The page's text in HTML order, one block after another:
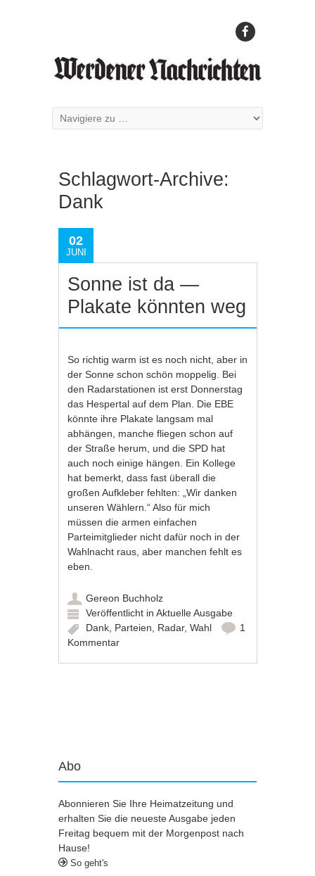
Schlagwort-Archive:
Dank
02
JUNI
Sonne ist da —
Plakate könnten weg
So richtig warm ist es noch nicht, aber in
der Sonne schon schön moppelig. Bei
den Radarstationen ist erst Donnerstag
das Hespertal auf dem Plan. Die EBE
könnte ihre Plakate langsam mal
abhängen, manche fliegen schon auf
der Straße herum, und die SPD hat
auch noch einige hängen. Ein Kollege
hat bemerkt, dass fast überall die
großen Aufkleber fehlten: „Wir danken
unseren Wählern.“ Also für mich
müssen die armen einfachen
Parteimitglieder nicht dafür noch in der
Wahlnacht raus, aber manchen fehlt es
eben.
Gereon Buchholz
Veröffentlicht inAktuelle Ausgabe
Dank Parteien Radar,Wahl
1
Kommentar
Abo
Abonnieren Sie Ihre Heimatzeitung und
erhalten Sie die neueste Ausgabe jeden
Freitag bequem mit der Morgenpost nach
Hause!
So geht's